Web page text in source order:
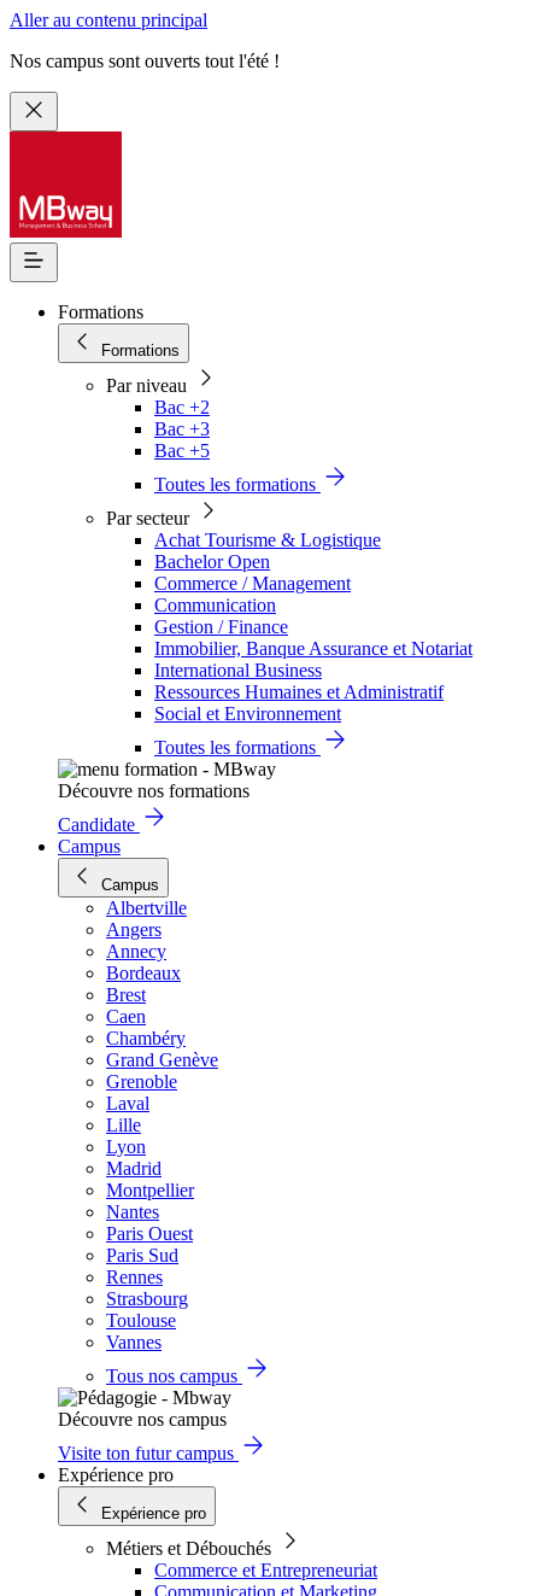
Aller au contenu principal
Nos campus sont ouverts tout l'été !
Formations
Formations
Par niveau
Bac +2
Bac +3
Bac +5
Toutes les formations
Par secteur
Achat Tourisme & Logistique
Bachelor Open
Commerce / Management
Communication
Gestion / Finance
Immobilier, Banque Assurance et Notariat
International Business
Ressources Humaines et Administratif
Social et Environnement
Toutes les formations
Découvre nos formations
Candidate
Campus
Campus
Albertville
Angers
Annecy
Bordeaux
Brest
Caen
Chambéry
Grand Genève
Grenoble
Laval
Lille
Lyon
Madrid
Montpellier
Nantes
Paris Ouest
Paris Sud
Rennes
Strasbourg
Toulouse
Vannes
Tous nos campus
Découvre nos campus
Visite ton futur campus
Expérience pro
Expérience pro
Métiers et Débouchés
Commerce et Entrepreneuriat
Communication et Marketing